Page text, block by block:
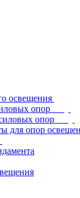
освещения
опор
опор
для опор